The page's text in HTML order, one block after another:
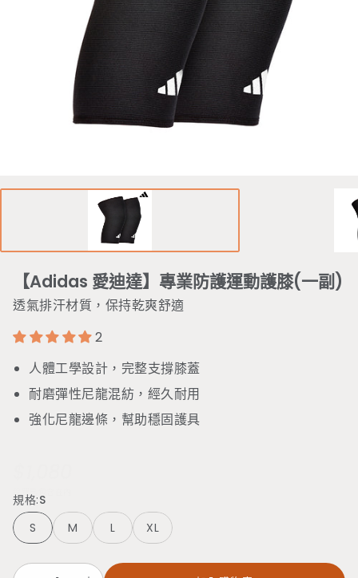
【Adidas 愛迪達】專業防護運動護膝(一副)
透氣排汗材質，保持乾爽舒適
2
人體工學設計，完整支撐膝蓋
耐磨彈性尼龍混紡，經久耐用
強化尼龍邊條，幫助穩固護具
價稅費已包含在內。
規格:S
S
M L XL